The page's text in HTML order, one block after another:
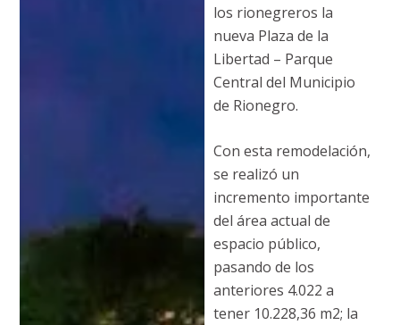
los rionegreros la
nueva Plaza de la
Libertad – Parque
Central del Municipio
de Rionegro.
Con esta remodelación,
se realizó un
incremento importante
del área actual de
espacio público,
pasando de los
anteriores 4.022 a
tener 10.228,36 m2; la